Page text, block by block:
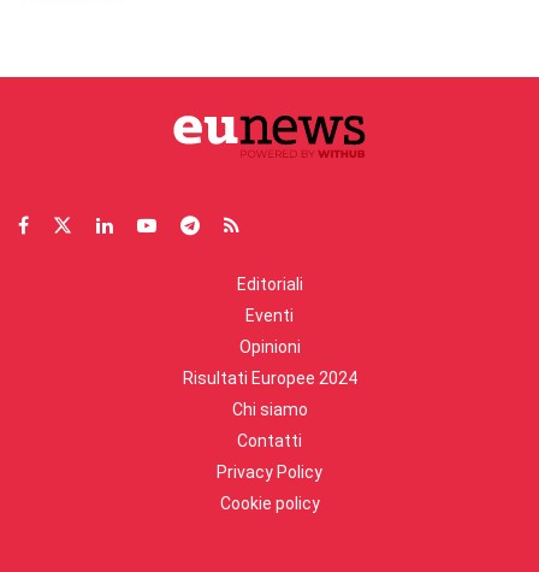
Editoriali
Eventi
Opinioni
Risultati Europee 2024
Chi siamo
Contatti
Privacy Policy
Cookie policy